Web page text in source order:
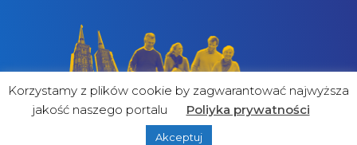
&
Korzystamy z plików cookie by zagwarantować najwyższa
jakość naszego portalu
Poliyka prywatności
Akceptuj